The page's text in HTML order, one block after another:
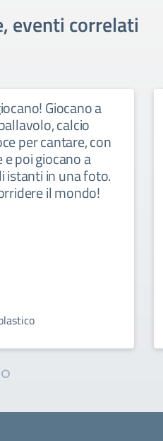
eventi correlati
Giocano a
calcio
per cantare, con
poi giocano a
istanti in una foto.
il mondo!